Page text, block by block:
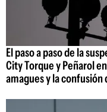
El paso a paso de la
City Torque y Peñarol
amagues y la